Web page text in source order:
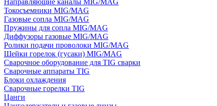
Направляющие каналы MIG/MAG
Токосъемники MIG/MAG
Газовые сопла MIG/MAG
Пружины для сопла MIG/MAG
Диффузоры газовые MIG/MAG
Ролики подачи проволоки MIG/MAG
Шейки горелок (гусаки) MIG/MAG
Сварочное оборудование для TIG сварки
Сварочные аппараты TIG
Блоки охлаждения
Сварочные горелки TIG
Цанги